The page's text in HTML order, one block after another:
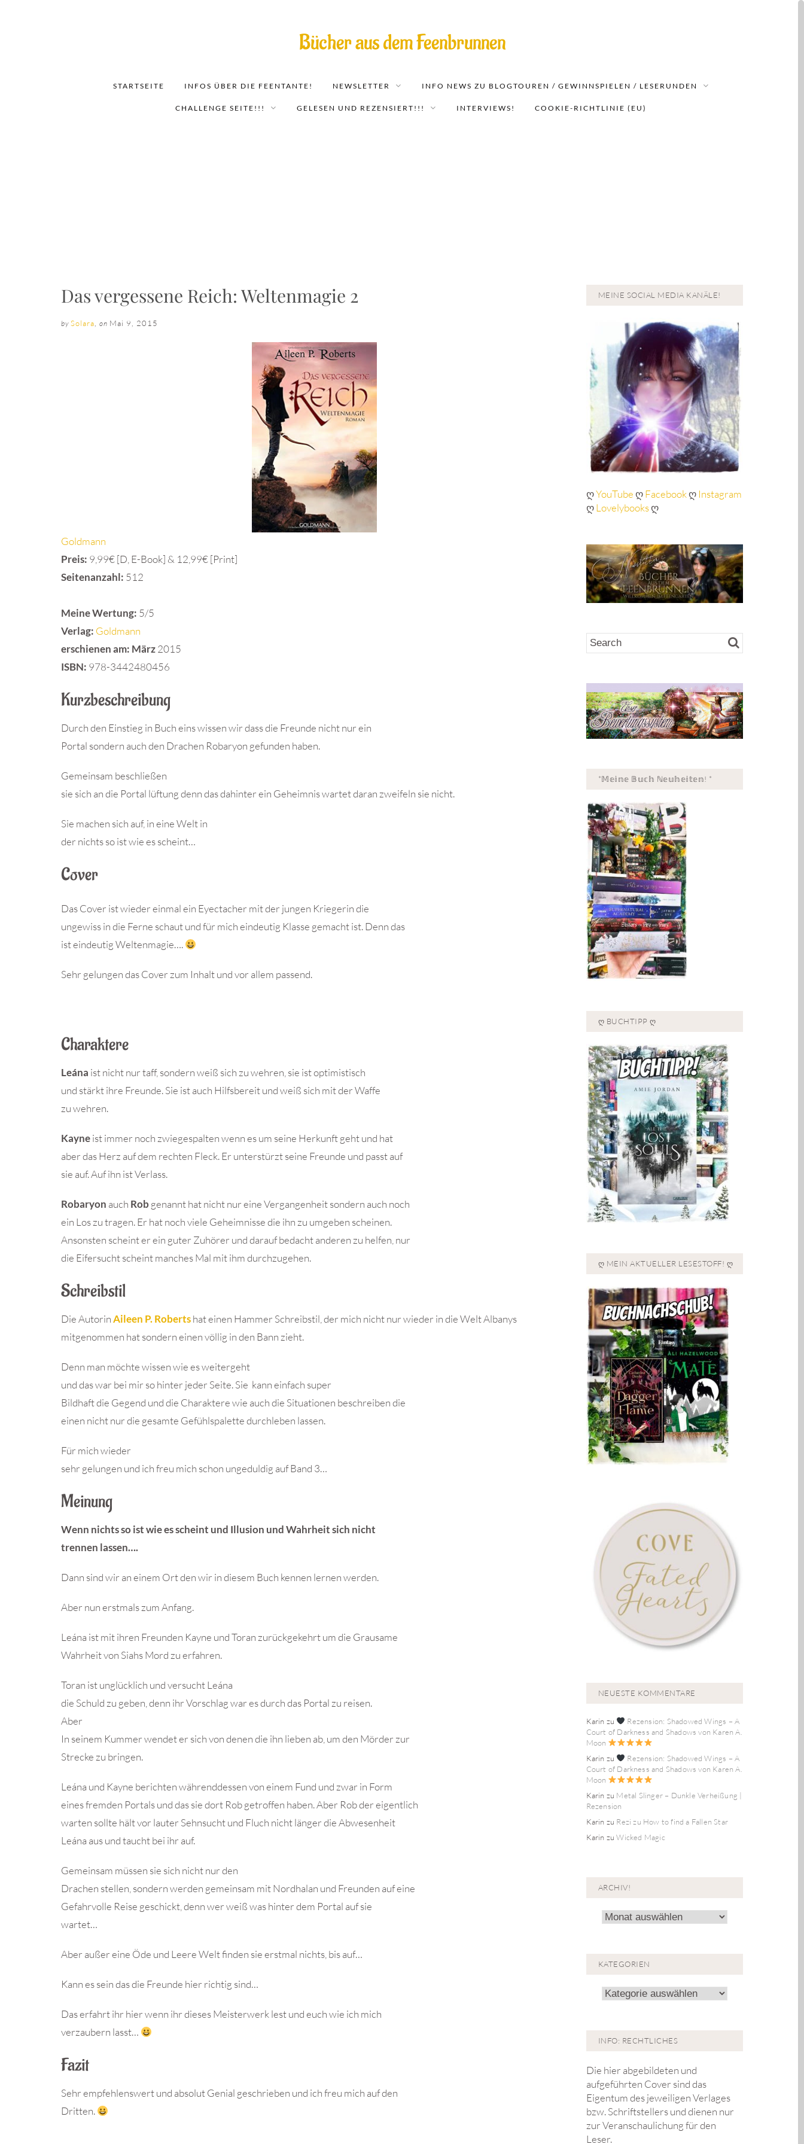
Bücher aus dem Feenbrunnen
STARTSEITE INFOS ÜBER DIE FEENTANTE! NEWSLETTER INFO NEWS ZU BLOGTOUREN / GEWINNSPIELEN / LESERUNDEN
CHALLENGE SEITE!!! GELESEN UND REZENSIERT!!! INTERVIEWS! COOKIE-RICHTLINIE (EU)
Das vergessene Reich: Weltenmagie 2
by Solara on Mai 9, 2015
Goldmann
Preis: 9,99€ [D, E-Book] & 12,99€ [Print]
Seitenanzahl: 512
Meine Wertung: 5/5
Verlag: Goldmann
erschienen am: März2015
ISBN: 978-3442480456
Kurzbeschreibung
Durch den Einstieg in Buch eins wissen wir dass die Freunde nicht nur ein
Portal sondern auch den Drachen Robaryon gefunden haben.
Gemeinsam beschließen
sie sich an die Portal lüftung denn das dahinter ein Geheimnis wartet daran zweifeln sie nicht.
Sie machen sich auf, in eine Welt in
der nichts so ist wie es scheint…
Cover
Das Cover ist wieder einmal ein Eyectacher mit der jungen Kriegerin die
ungewiss in die Ferne schaut und für mich eindeutig Klasse gemacht ist. Denn das
ist eindeutig Weltenmagie….
Sehr gelungen das Cover zum Inhalt und vor allem passend.
Charaktere
Leána ist nicht nur taff, sondern weiß sich zu wehren, sie ist optimistisch
und stärkt ihre Freunde. Sie ist auch Hilfsbereit und weiß sich mit der Waffe
zu wehren.
Kayneist immer noch zwiegespalten wenn es um seine Herkunft geht und hat
aber das Herz auf dem rechten Fleck. Er unterstürzt seine Freunde und passt auf
sie auf. Auf ihn ist Verlass.
Robaryon auch Robgenannt hat nicht nur eine Vergangenheit sondern auch noch
ein Los zu tragen. Er hat noch viele Geheimnisse die ihn zu umgeben scheinen.
Ansonsten scheint er ein guter Zuhörer und darauf bedacht anderen zu helfen, nur
die Eifersucht scheint manches Mal mit ihm durchzugehen.
Schreibstil
Die AutorinAileen P. Robertshat einen Hammer Schreibstil, der mich nicht nur wieder in die Welt Albanys
mitgenommen hat sondern einen völlig in den Bann zieht.
Denn man möchte wissen wie es weitergeht
und das war bei mir so hinter jeder Seite. Sie kann einfach super
Bildhaft die Gegend und die Charaktere wie auch die Situationen beschreiben die
einen nicht nur die gesamte Gefühlspalette durchleben lassen.
Für mich wieder
sehr gelungen und ich freu mich schon ungeduldig auf Band 3…
Meinung
Wenn nichts so ist wie es scheint und Illusion und Wahrheit sich nicht
trennen lassen….
Dann sind wir an einem Ort den wir in diesem Buch kennen lernen werden.
Aber nun erstmals zum Anfang.
Leána ist mit ihren Freunden Kayne und Toran zurückgekehrt um die Grausame
Wahrheit von Siahs Mord zu erfahren.
Toran ist unglücklich und versucht Leána
die Schuld zu geben, denn ihr Vorschlag war es durch das Portal zu reisen.
Aber
In seinem Kummer wendet er sich von denen die ihn lieben ab, um den Mörder zur
Strecke zu bringen.
Leána und Kayne berichten währenddessen von einem Fund und zwar in Form
eines fremden Portals und das sie dort Rob getroffen haben. Aber Rob der eigentlich
warten sollte hält vor lauter Sehnsucht und Fluch nicht länger die Abwesenheit
Leána aus und taucht bei ihr auf.
Gemeinsam müssen sie sich nicht nur den
Drachen stellen, sondern werden gemeinsam mit Nordhalan und Freunden auf eine
Gefahrvolle Reise geschickt, denn wer weiß was hinter dem Portal auf sie
wartet…
Aber außer eine Öde und Leere Welt finden sie erstmal nichts, bis auf…
Kann es sein das die Freunde hier richtig sind…
Das erfahrt ihr hier wenn ihr dieses Meisterwerk lest und euch wie ich mich
verzaubern lasst…
Fazit
Sehr empfehlenswert und absolut Genial geschrieben und ich freu mich auf den
Dritten.
MEINE SOCIAL MEDIA KANÄLE!
ღYouTubeღFacebookღ Instagram
ღLovelybooksღ
*𝕄𝕖𝕚𝕟𝕖 𝔹𝕦𝕔𝕙 ℕ𝕖𝕦𝕙𝕖𝕚𝕥𝕖𝕟! *
Ღ BUCHTIPP Ღ
Ღ MEIN AKTUELLER LESESTOFF! Ღ
NEUESTE KOMMENTARE
Karin zu
Rezension: Shadowed Wings – A
Court of Darkness and Shadows von Karen A.
Moon
Karin zu
Rezension: Shadowed Wings – A
Court of Darkness and Shadows von Karen A.
Moon
Karin zu Metal Slinger – Dunkle Verheißung |
Rezension
Karin zu Rezi zu How to find a Fallen Star
Karin zuWicked Magic
ARCHIV!
Archiv!
KATEGORIEN
Kategorien
INFO: RECHTLICHES
Die hier abgebildeten und
aufgeführten Cover sind das
Eigentum des jeweiligen Verlages
bzw. Schriftstellers und dienen nur
zur Veranschaulichung für den
Leser.